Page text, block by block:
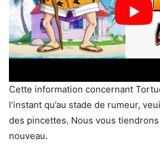
Cette information concernant
l’instant qu’au stade de rumeur,
des pincettes. Nous vous tiendrons
nouveau.